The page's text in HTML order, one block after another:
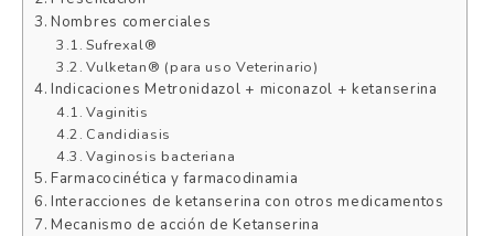
Nombres comerciales
Sufrexal®
Vulketan® (para uso Veterinario)
Indicaciones Metronidazol + miconazol + ketanserina
Vaginitis
Candidiasis
Vaginosis bacteriana
Farmacocinética y farmacodinamia
Interacciones de ketanserina con otros medicamentos
Mecanismo de acción de Ketanserina